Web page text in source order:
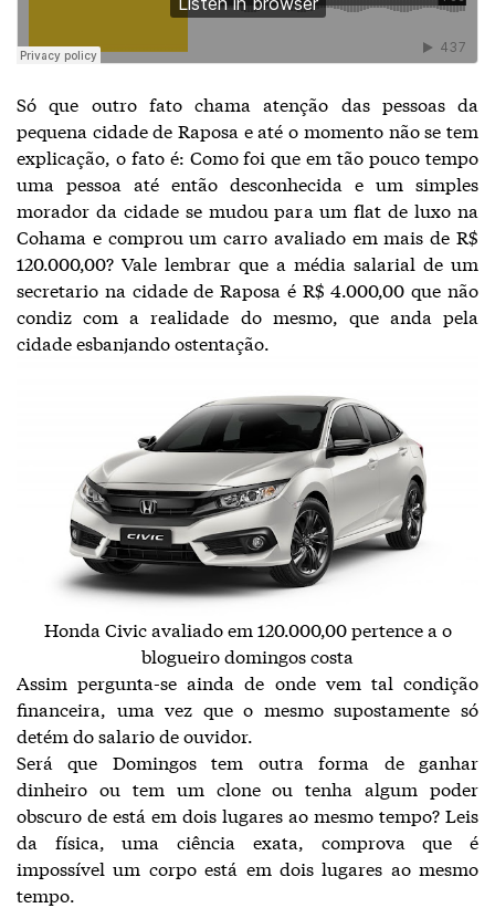
Só que outro fato chama atenção das pessoas da
pequena cidade de Raposa e até o momento não se tem
explicação, o fato é: Como foi que em tão pouco tempo
uma pessoa até então desconhecida e um simples
morador da cidade se mudou para um flat de luxo na
Cohama e comprou um carro avaliado em mais de R$
120.000,00? Vale lembrar que a média salarial de um
secretario na cidade de Raposa é R$ 4.000,00 que não
condiz com a realidade do mesmo, que anda pela
cidade esbanjando ostentação.
Honda Civic avaliado em 120.000,00 pertence a o
blogueiro domingos costa
Assim pergunta-se ainda de onde vem tal condição
financeira, uma vez que o mesmo supostamente só
detém do salario de ouvidor.
Será que Domingos tem outra forma de ganhar
dinheiro ou tem um clone ou tenha algum poder
obscuro de está em dois lugares ao mesmo tempo? Leis
da física, uma ciência exata, comprova que é
impossível um corpo está em dois lugares ao mesmo
tempo.